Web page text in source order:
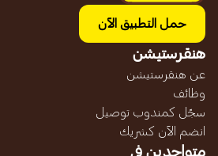
حمل التطبيق الآن
هنقرستيشن
عن هنقرستيشن
وظائف
سجّل كمندوب توصيل
انضم الآن كشريك
متواجدين في